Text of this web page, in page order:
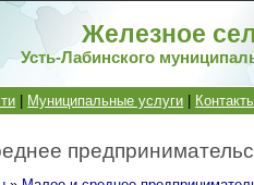
Железное
Усть-Лабинского
Муниципальные услуги